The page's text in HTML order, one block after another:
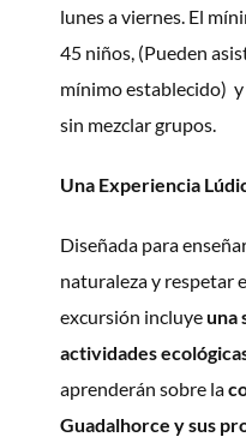
lunes a viernes. El
45 niños, (Pueden
mínimo establecido) y
sin mezclar grupos.
Una Experiencia
Diseñada para
naturaleza y respetar
excursión incluyeuna
actividades
aprenderán sobre la
Guadalhorce y sus